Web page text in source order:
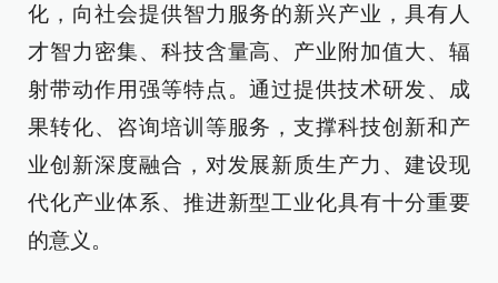
化，向社会提供智力服务的新兴产业，具有人
才智力密集、科技含量高、产业附加值大、辐
射带动作用强等特点。通过提供技术研发、成
果转化、咨询培训等服务，支撑科技创新和产
业创新深度融合，对发展新质生产力、建设现
代化产业体系、推进新型工业化具有十分重要
的意义。